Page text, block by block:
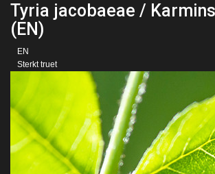
Tyria jacobaeae /
(EN)
EN
Sterkt truet